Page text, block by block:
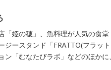
「姫の穂」、魚料理が人気の食
ジースタンド「FRATTO(フラッ
ン「むなたびラボ」などのほかに